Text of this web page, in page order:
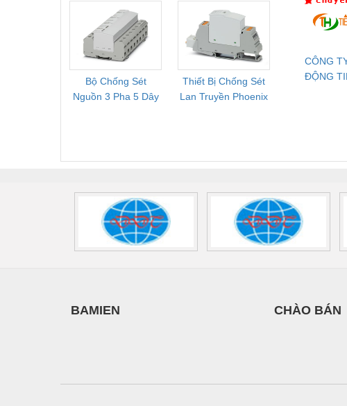
Mới, Pallet Cũ Giá
Tốt
FLT-SEC-P-T1-3S-
264/50-FM -
2909589
Bộ Chống Sét
Nguồn 3 Pha 5 Dây
Thiết Bị Chống Sét
Lan Truyền Phoenix
2700578
Bộ Lưu Điện
CÔNG
ĐỘNG
BAMIEN CHÀO BÁN